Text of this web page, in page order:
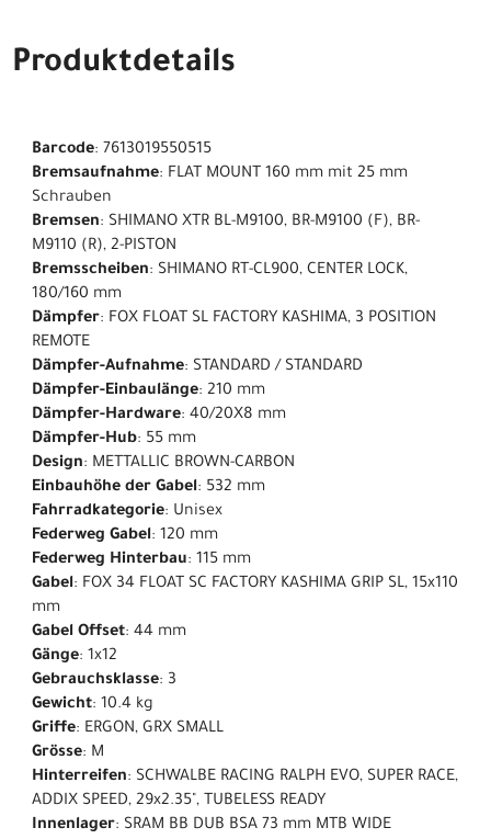
Produktdetails
Barcode: 7613019550515
Bremsaufnahme: FLAT MOUNT 160 mm mit 25 mm
Schrauben
Bremsen: SHIMANO XTR BL-M9100, BR-M9100 (F), BR-
M9110 (R), 2-PISTON
Bremsscheiben: SHIMANO RT-CL900, CENTER LOCK,
180/160 mm
Dämpfer: FOX FLOAT SL FACTORY KASHIMA, 3 POSITION
REMOTE
Dämpfer-Aufnahme: STANDARD / STANDARD
Dämpfer-Einbaulänge: 210 mm
Dämpfer-Hardware: 40/20X8 mm
Dämpfer-Hub: 55 mm
Design: METTALLIC BROWN-CARBON
Einbauhöhe der Gabel: 532 mm
Fahrradkategorie: Unisex
Federweg Gabel: 120 mm
Federweg Hinterbau: 115 mm
Gabel: FOX 34 FLOAT SC FACTORY KASHIMA GRIP SL, 15x110
mm
Gabel Offset: 44 mm
Gänge: 1x12
Gebrauchsklasse: 3
Gewicht: 10.4 kg
Griffe: ERGON, GRX SMALL
Grösse: M
Hinterreifen: SCHWALBE RACING RALPH EVO, SUPER RACE,
ADDIX SPEED, 29x2.35", TUBELESS READY
Innenlager: SRAM BB DUB BSA 73 mm MTB WIDE